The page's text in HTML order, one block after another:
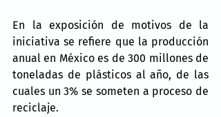
En la exposición de motivos de la
iniciativa se refiere que la producción
anual en México es de 300 millones de
toneladas de plásticos al año, de las
cuales un 3% se someten a proceso de
reciclaje.